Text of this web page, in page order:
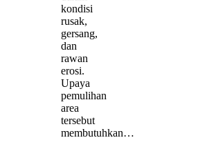
kondisi
rusak,
gersang,
dan
rawan
erosi.
Upaya
pemulihan
area
tersebut
membutuhkan…